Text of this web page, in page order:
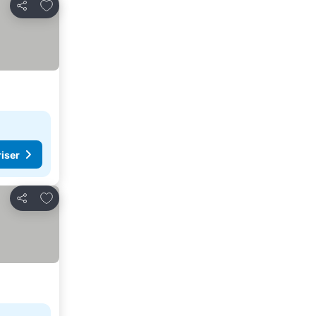
Del
Legg til i favoritter
Del
Legg til i favoritter